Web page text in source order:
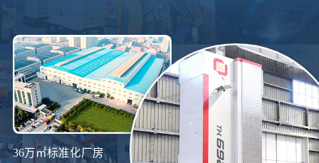
36万㎡标准化厂房